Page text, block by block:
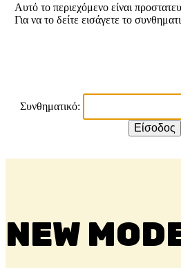
Αυτό το περιεχόμενο είναι
Για να το δείτε εισάγετε το
Συνθηματικό:
NEW